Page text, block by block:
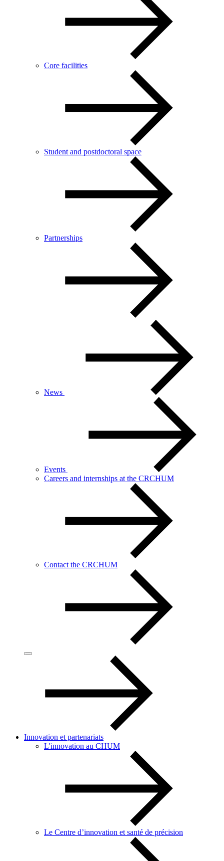
Core facilities
Student and postdoctoral space
Partnerships
News
Events
Careers and internships at the CRCHUM
Contact the CRCHUM
Innovation et partenariats
L'innovation au CHUM
Le Centre d’innovation et santé de précision